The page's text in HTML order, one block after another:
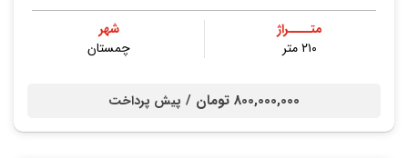
متــــراژ
۲۱۰ متر
شهر
چمستان
800,000,000 تومان / پیش پرداخت